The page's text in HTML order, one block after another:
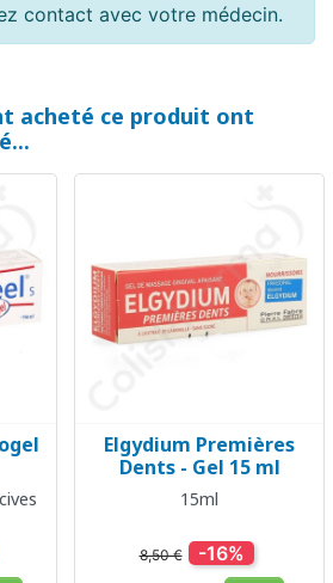
contact avec votre médecin.
acheté ce produit ont
Elgydium Premières
Dents - Gel 15 ml
15ml
8,50 € -16%